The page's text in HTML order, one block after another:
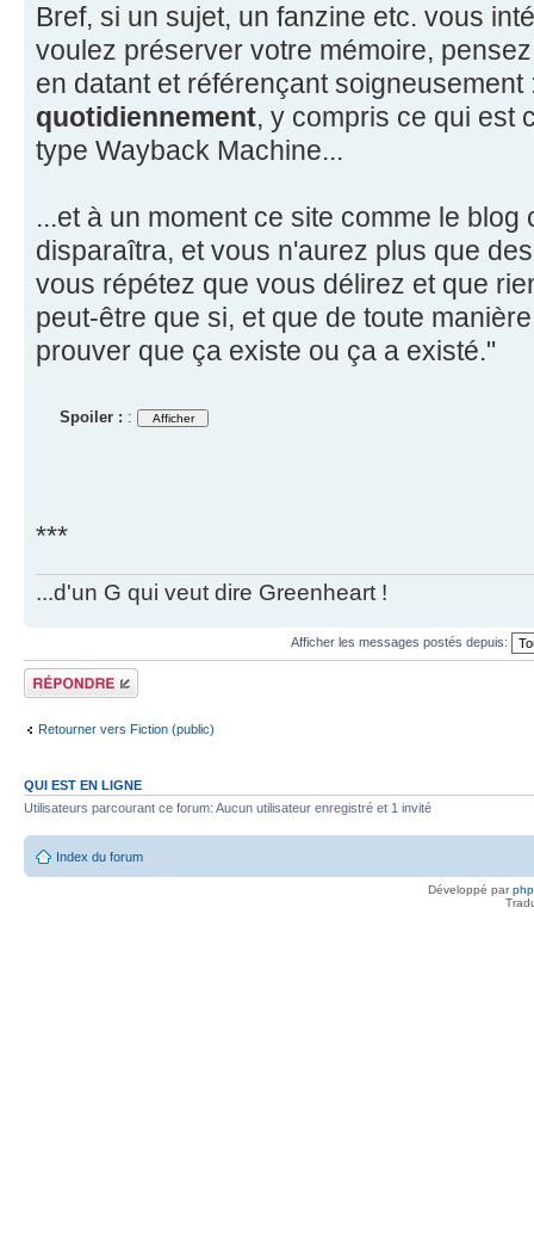
Bref, si un sujet, un fanzine etc. vous
voulez préserver votre mémoire,
en datant et référençant
quotidiennement, y compris ce qui est
type Wayback Machine...
...et à un moment ce site comme le
disparaîtra, et vous n'aurez plus que
vous répétez que vous délirez et que
peut-être que si, et que de toute
prouver que ça existe ou ça a existé."
Spoiler : :
***
...d'un G qui veut dire Greenheart !
Afficher les messages postés depuis:
Répondre
Retourner vers Fiction (public)
QUI EST EN LIGNE
Utilisateurs parcourant ce forum: Aucun utilisateur enregistré et 1 invité
Index du forum
Développé par